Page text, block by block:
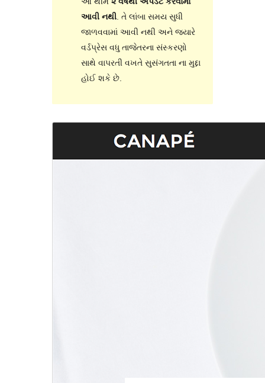
આવી નથી. તે લાંબા સમય સુધી
જાળવવામાં આવી નથી અને જ્યારે
વર્ડપ્રેસ વધુ તાજેતરના સંસ્કરણો
સાથે વાપરતી વખતે સુસંગતતા ના મુદ્દા
હોઈ શકે છે.